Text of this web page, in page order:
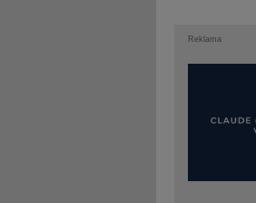
Reklama